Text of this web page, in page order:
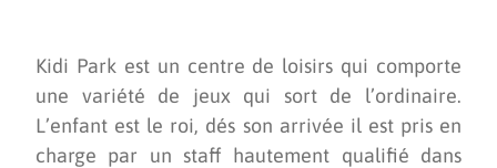
Kidi Park est un centre de loisirs qui comporte
une variété de jeux qui sort de l’ordinaire.
L’enfant est le roi, dés son arrivée il est pris en
charge par un staff hautement qualifié dans